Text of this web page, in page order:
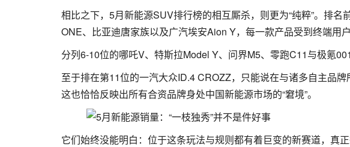
相比之下，5月新能源SUV排行榜的相互厮杀，则更为“纯粹”。排
ONE、比亚迪唐家族以及广汽埃安Aion Y，每一款产品受到终端用
分列6-10位的哪吒V、特斯拉Model Y、问界M5、零跑C11与极氪
至于排在第11位的一汽大众ID.4 CROZZ，只能说在与诸多自主品
这也恰恰反映出所有合资品牌身处中国新能源市场的“窘境”。
它们始终没能明白：位于这条玩法与规则都有着巨变的新赛道，真